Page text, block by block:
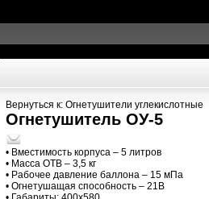
Вернуться к: Огнетушители углекислотные
Огнетушитель ОУ-5
• Вместимость корпуса – 5 литров
• Масса ОТВ – 3,5 кг
• Рабочее давление баллона – 15 мПа
• Огнетушащая способность – 21В